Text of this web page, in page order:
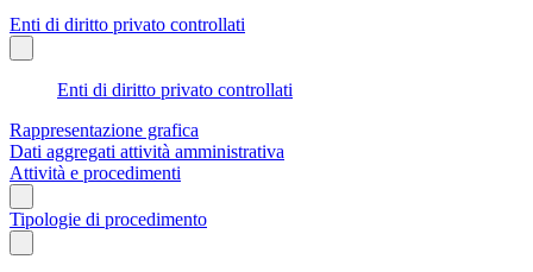
Enti di diritto privato controllati
Enti di diritto privato controllati
Rappresentazione grafica
Dati aggregati attività amministrativa
Attività e procedimenti
Tipologie di procedimento